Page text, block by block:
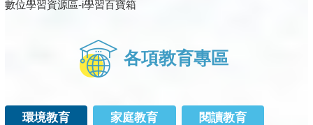
數位學習資源區-i學習百寶箱
各項教育專區
環境教育 家庭教育 閱讀教育